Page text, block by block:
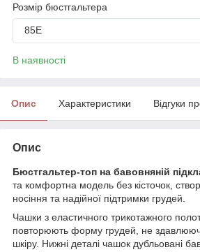
Розмір бюстгальтера
85E
В наявності
Опис Характеристики Відгуки
Опис
Бюстгальтер-топ на бавовняній
та комфортна модель без кісточок,
носіння та надійної підтримки грудей.
Чашки з еластичного трикотажного
повторюють форму грудей, не
шкіру. Нижні деталі чашок дубльовані